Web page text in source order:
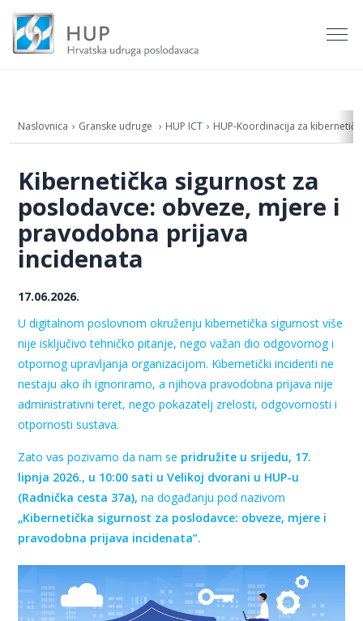
Naslovnica Granske udruge HUP ICT HUP-Koordinacija za
Kibernetička sigurnost za
poslodavce: obveze, mjere i
pravodobna prijava
incidenata
17.06.2026.
U digitalnom poslovnom okruženju kibernetička sigurnost više
nije isključivo tehničko pitanje, nego važan dio odgovornog i
otpornog upravljanja organizacijom. Kibernetički incidenti ne
nestaju ako ih ignoriramo, a njihova pravodobna prijava nije
administrativni teret, nego pokazatelj zrelosti, odgovornosti i
otpornosti sustava.
Zato vas pozivamo da nam se pridružite u srijedu, 17.
lipnja 2026., u 10:00 sati u Velikoj dvorani u HUP-u
(Radnička cesta 37a), na događanju pod nazivom
„Kibernetička sigurnost za poslodavce: obveze, mjere i
pravodobna prijava incidenata”.